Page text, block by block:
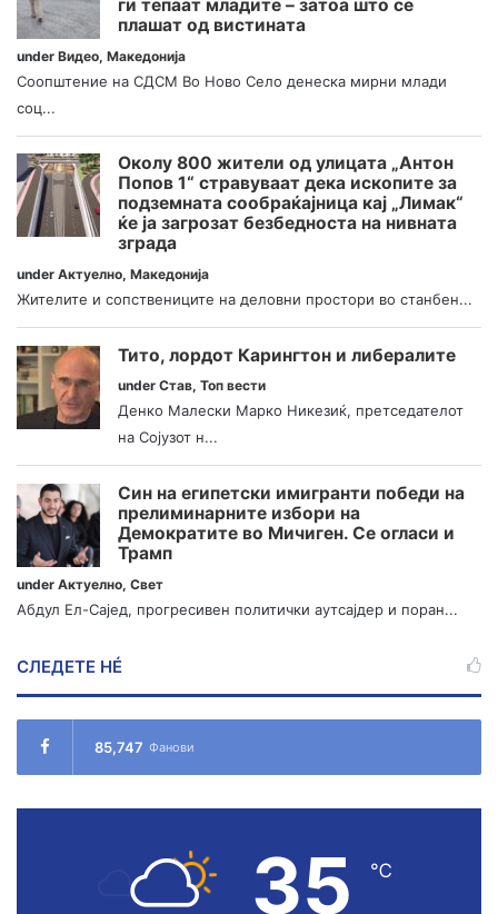
ги тепаат младите – затоа што се
плашат од вистината
under Видео, Македонија
Соопштение на СДСМ Во Ново Село денеска мирни млади
соц...
Околу 800 жители од улицата „Антон
Попов 1“ стравуваат дека ископите за
подземната сообраќајница кај „Лимак“
ќе ја загрозат безбедноста на нивната
зграда
under Актуелно, Македонија
Жителите и сопствениците на деловни простори во станбен...
Тито, лордот Карингтон и либералите
under Став, Топ вести
Денко Малески Марко Никезиќ, претседателот
на Сојузот н...
Син на египетски имигранти победи на
прелиминарните избори на
Демократите во Мичиген. Се огласи и
Трамп
under Актуелно, Свет
Абдул Ел-Сајед, прогресивен политички аутсајдер и поран...
СЛЕДЕТЕ НÉ
85,747 Фанови
35 ℃